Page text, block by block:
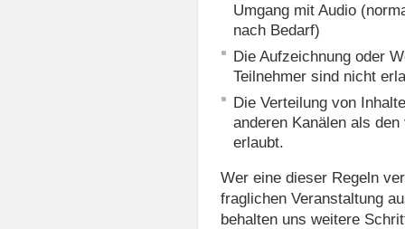
Umgang mit Audio
nach Bedarf)
Die Aufzeichnung oder
Teilnehmer sind nicht
Die Verteilung von
anderen Kanälen als
erlaubt.
Wer eine dieser Regeln
fraglichen Veranstaltung
behalten uns weitere